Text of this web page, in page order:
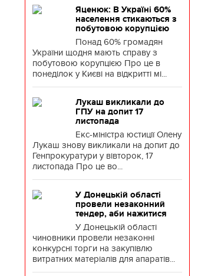
Яценюк: В Україні 60%
населення стикаються з
побутовою корупцією
Понад 60% громадян
України щодня мають справу з
побутовою корупцією Про це в
понеділок у Києві на відкритті мі...
Лукаш викликали до
ГПУ на допит 17
листопада
Екс-міністра юстиції Олену
Лукаш знову викликали на допит до
Генпрокуратури у вівторок, 17
листопада Про це во...
У Донецькій області
провели незаконний
тендер, аби нажитися
У Донецькій області
чиновники провели незаконні
конкурсні торги на закупівлю
витратних матеріалів для апаратів...